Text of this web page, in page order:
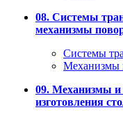
08. Системы
механизмы
Системы
Механизмы
09. Механизмы и
изготовления